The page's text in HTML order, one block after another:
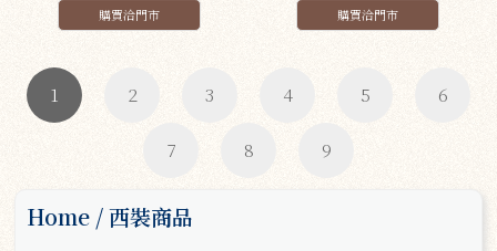
購買洽門市 購買洽門市
1 2 3 4 5 6
7 8 9
Home / 西裝商品